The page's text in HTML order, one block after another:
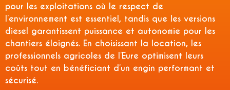
pour les exploitations où le respect de
l’environnement est essentiel, tandis que les versions
diesel garantissent puissance et autonomie pour les
chantiers éloignés. En choisissant la location, les
professionnels agricoles de l’Eure optimisent leurs
coûts tout en bénéficiant d’un engin performant et
sécurisé.